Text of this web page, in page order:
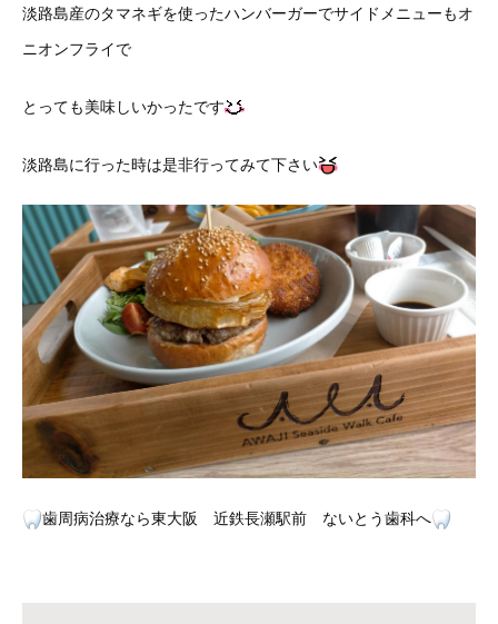
淡路島産のタマネギを使ったハンバーガーでサイドメニューもオ
ニオンフライで
とっても美味しいかったです
淡路島に行った時は是非行ってみて下さい
歯周病治療なら東大阪 近鉄長瀬駅前 ないとう歯科へ